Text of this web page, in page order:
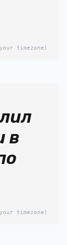
timezone)
в
timezone)